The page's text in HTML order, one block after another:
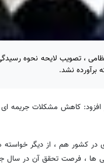
برآورده نشد.
افزود: کاهش مشکلات جریمه
در کشور هم ، از دیگر
ها ، فرصت تحقق آن در سال